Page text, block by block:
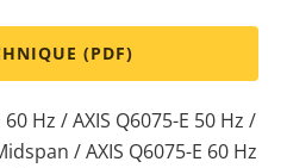
(PDF)
Hz / AXIS Q6075-E 50 Hz /
/ AXIS Q6075-E 60 Hz